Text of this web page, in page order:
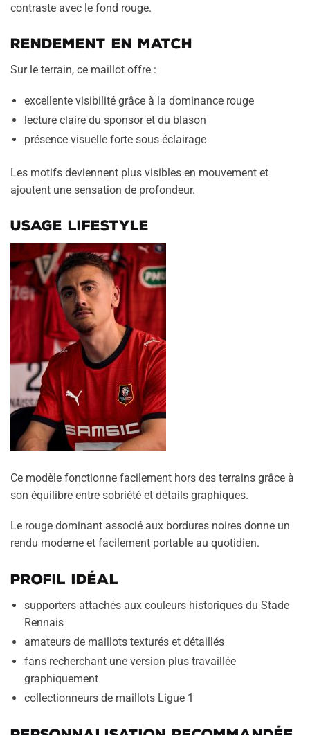
contraste avec le fond rouge.
Rendement en match
Sur le terrain, ce maillot offre :
excellente visibilité grâce à la dominance rouge
lecture claire du sponsor et du blason
présence visuelle forte sous éclairage
Les motifs deviennent plus visibles en mouvement et
ajoutent une sensation de profondeur.
Usage lifestyle
Ce modèle fonctionne facilement hors des terrains grâce à
son équilibre entre sobriété et détails graphiques.
Le rouge dominant associé aux bordures noires donne un
rendu moderne et facilement portable au quotidien.
Profil idéal
supporters attachés aux couleurs historiques du Stade
Rennais
amateurs de maillots texturés et détaillés
fans recherchant une version plus travaillée
graphiquement
collectionneurs de maillots Ligue 1